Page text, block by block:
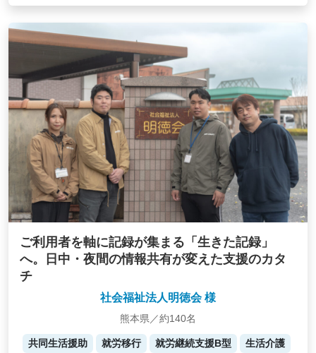
ご利用者を軸に記録が集まる「生きた記録」
へ。日中・夜間の情報共有が変えた支援のカタ
チ
社会福祉法人明徳会 様
熊本県／約140名
共同生活援助 就労移行 就労継続支援B型
生活介護